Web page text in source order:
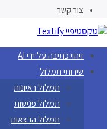
צור קשר
זיהוי כתיבה על ידי AI
שירותי תמלול
תמלול ראיונות
תמלול פגישות
תמלול הרצאות